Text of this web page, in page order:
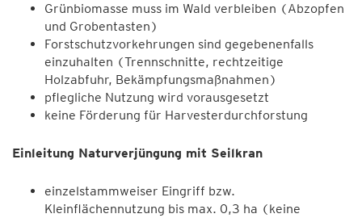
Grünbiomasse muss im Wald verbleiben (Abzopfen
und Grobentasten)
Forstschutzvorkehrungen sind gegebenenfalls
einzuhalten (Trennschnitte, rechtzeitige
Holzabfuhr, Bekämpfungsmaßnahmen)
pflegliche Nutzung wird vorausgesetzt
keine Förderung für Harvesterdurchforstung
Einleitung Naturverjüngung mit Seilkran
einzelstammweiser Eingriff bzw.
Kleinflächennutzung bis max. 0,3 ha (keine